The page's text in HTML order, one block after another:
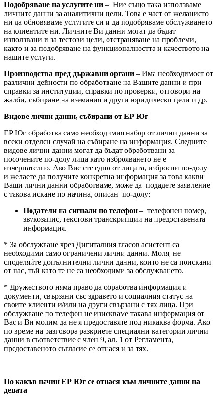
Подобряване на услугите ни – Ние също така използваме
личните данни за аналитични цели. Това е част от желанието
ни да обновяваме услугите си и да подобряваме обслужването
на клиентите ни. Личните Ви данни могат да бъдат
използвани и за тестови цели, отстраняване на проблеми,
както и за подобряване на функционалността и качеството на
нашите услуги.
Производства пред държавни органи – Има необходимост от
различни дейности по обработване на Вашите данни и при
справки за институции, справки по проверки, отговори на
жалби, събиране на вземания и други юридически цели и др.
Видове лични данни, събирани от ЕР Юг
ЕР Юг обработва само необходимия набор от лични данни за
всеки отделен случай на събиране на информация. Следните
видове лични данни могат да бъдат обработвани за
посочените по-долу лица като изброяването не е
изчерпателно. Ако Вие сте едно от лицата, изброени по-долу
и желаете да получите конкретна информация за това какви
Ваши лични данни обработваме, може да подадете заявление
с такова искане по начина, описан по-долу:
Податели на сигнали по телефон – телефонен номер,
звукозапис, текстови транскрипции на предоставената
информация.
* За обслужване чрез Дигиталния гласов асистент са
необходими само ограничени лични данни. Моля, не
споделяйте допълнителни лични данни, които не са поискани
от нас, тъй като те не са необходими за обслужването.
* Дружеството няма право да обработва информация и
документи, свързани със здравето и социалния статус на
своите клиенти и/или на други свързани с тях лица. При
обслужване по телефон не изискваме такава информация от
Вас и Ви молим да не я предоставяте под никаква форма. Ако
по време на разговора разкриете специални категории лични
данни в съответствие с член 9, ал. 1 от Регламента,
предоставеното съгласие се отнася и за тях.
По какъв начин ЕР Юг се отнася към личните данни на
децата